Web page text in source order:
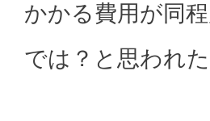
かかる費用が同
では？と思われ